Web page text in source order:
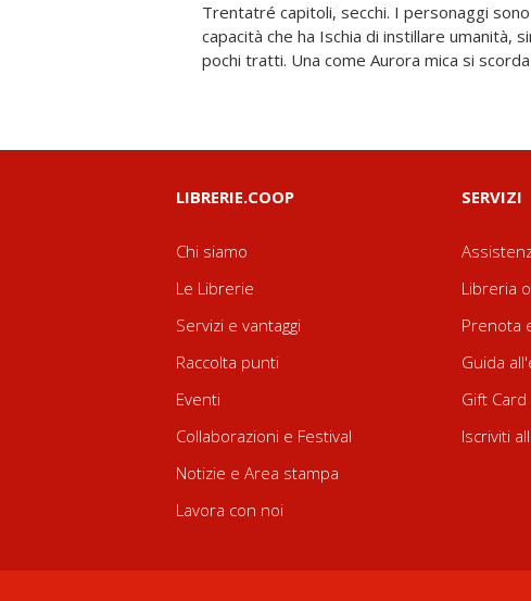
Trentatré capitoli, secchi. I personaggi
capacità che ha Ischia di instillare umanità,
pochi tratti. Una come Aurora mica si
luoghi sono quelli di casa nostra, della "sua"
Trento, e poi Verona e poi le strade, i bar,
LIBRERIE.COOP
Chi siamo
Le Librerie
Servizi e vantaggi
Raccolta punti
Eventi
Collaborazioni e Festival
Notizie e Area stampa
Lavora con noi
SERVIZI
Libreria
Prenota
Guida
Gift Card
Iscriviti